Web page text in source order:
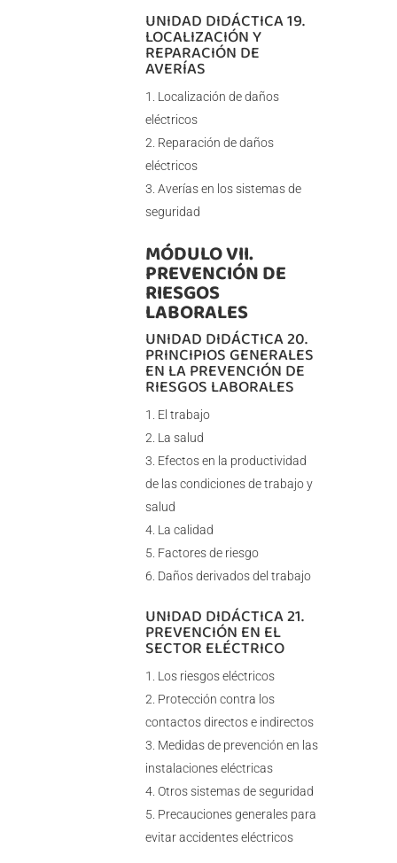
UNIDAD DIDÁCTICA 19.
LOCALIZACIÓN Y
REPARACIÓN DE
AVERÍAS
Localización de daños
eléctricos
Reparación de daños
eléctricos
Averías en los sistemas de
seguridad
MÓDULO VII.
PREVENCIÓN DE
RIESGOS
LABORALES
UNIDAD DIDÁCTICA 20.
PRINCIPIOS GENERALES
EN LA PREVENCIÓN DE
RIESGOS LABORALES
El trabajo
La salud
Efectos en la productividad
de las condiciones de trabajo y
salud
La calidad
Factores de riesgo
Daños derivados del trabajo
UNIDAD DIDÁCTICA 21.
PREVENCIÓN EN EL
SECTOR ELÉCTRICO
Los riesgos eléctricos
Protección contra los
contactos directos e indirectos
Medidas de prevención en las
instalaciones eléctricas
Otros sistemas de seguridad
Precauciones generales para
evitar accidentes eléctricos